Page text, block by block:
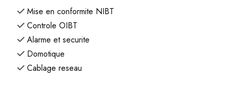
Mise en conformite NIBT
Controle OIBT
Alarme et securite
Domotique
Cablage reseau